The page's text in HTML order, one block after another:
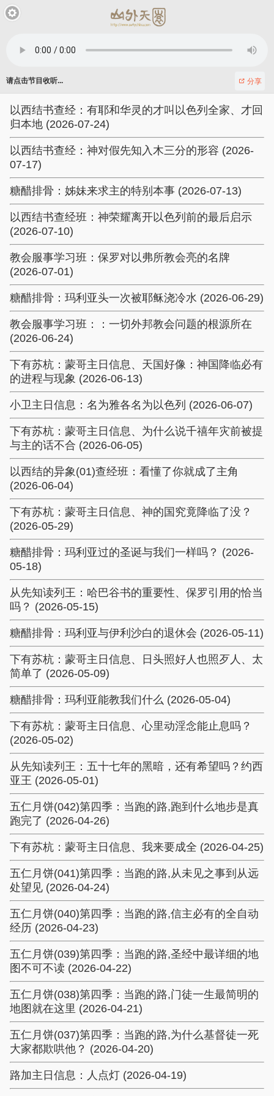
请点击节目收听... 分享
以西结书查经：有耶和华灵的才叫以色列全家、才回
归本地 (2026-07-24)
以西结书查经：神对假先知入木三分的形容 (2026-
07-17)
糖醋排骨：姊妹来求主的特别本事 (2026-07-13)
以西结书查经班：神荣耀离开以色列前的最后启示
(2026-07-10)
教会服事学习班：保罗对以弗所教会亮的名牌
(2026-07-01)
糖醋排骨：玛利亚头一次被耶稣浇冷水 (2026-06-29)
教会服事学习班：：一切外邦教会问题的根源所在
(2026-06-24)
下有苏杭：蒙哥主日信息、天国好像：神国降临必有
的进程与现象 (2026-06-13)
小卫主日信息：名为雅各名为以色列 (2026-06-07)
下有苏杭：蒙哥主日信息、为什么说千禧年灾前被提
与主的话不合 (2026-06-05)
以西结的异象(01)查经班：看懂了你就成了主角
(2026-06-04)
下有苏杭：蒙哥主日信息、神的国究竟降临了没？
(2026-05-29)
糖醋排骨：玛利亚过的圣诞与我们一样吗？ (2026-
05-18)
从先知读列王：哈巴谷书的重要性、保罗引用的恰当
吗？ (2026-05-15)
糖醋排骨：玛利亚与伊利沙白的退休会 (2026-05-11)
下有苏杭：蒙哥主日信息、日头照好人也照歹人、太
简单了 (2026-05-09)
糖醋排骨：玛利亚能教我们什么 (2026-05-04)
下有苏杭：蒙哥主日信息、心里动淫念能止息吗？
(2026-05-02)
从先知读列王：五十七年的黑暗，还有希望吗？约西
亚王 (2026-05-01)
五仁月饼(042)第四季：当跑的路,跑到什么地步是真
跑完了 (2026-04-26)
下有苏杭：蒙哥主日信息、我来要成全 (2026-04-25)
五仁月饼(041)第四季：当跑的路,从未见之事到从远
处望见 (2026-04-24)
五仁月饼(040)第四季：当跑的路,信主必有的全自动
经历 (2026-04-23)
五仁月饼(039)第四季：当跑的路,圣经中最详细的地
图不可不读 (2026-04-22)
五仁月饼(038)第四季：当跑的路,门徒一生最简明的
地图就在这里 (2026-04-21)
五仁月饼(037)第四季：当跑的路,为什么基督徒一死
大家都欺哄他？ (2026-04-20)
路加主日信息：人点灯 (2026-04-19)